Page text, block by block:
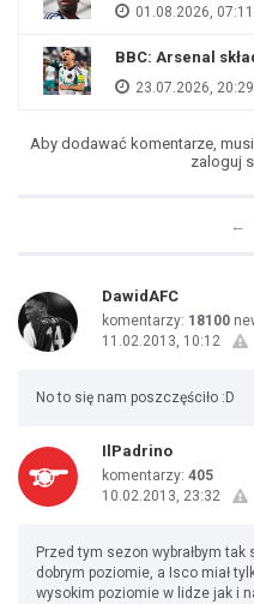
01.08.2026, 07:11
BBC: Arsenal
23.07.2026, 20:29
Aby dodawać komentarze,
zaloguj
←
DawidAFC
komentarzy: 18100
11.02.2013, 10:12
No to się nam poszczęściło :D
IlPadrino
komentarzy: 405
10.02.2013, 23:32
Przed tym sezon wybrałbym tak
dobrym poziomie, a Isco miał
wysokim poziomie w lidze jak i